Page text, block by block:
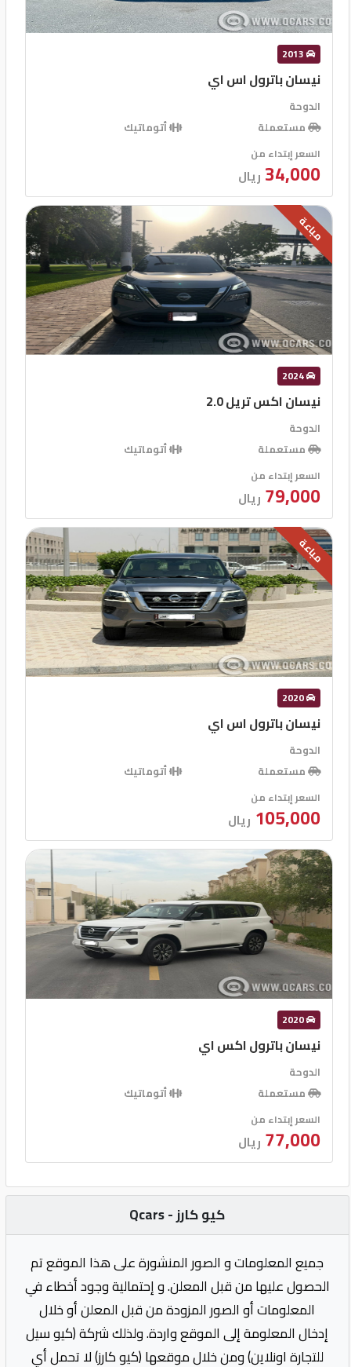
2013
نيسان باترول اس اي
الدوحة
مستعملة
أتوماتيك
السعر إبتداء من
34,000 ريال
مباعة
2024
نيسان اكس تريل 2.0
الدوحة
مستعملة
أتوماتيك
السعر إبتداء من
79,000 ريال
مباعة
2020
نيسان باترول اس اي
الدوحة
مستعملة
أتوماتيك
السعر إبتداء من
105,000 ريال
2020
نيسان باترول اكس اي
الدوحة
مستعملة
أتوماتيك
السعر إبتداء من
77,000 ريال
كيو كارز - Qcars
جميع المعلومات و الصور المنشورة على هذا الموقع تم
الحصول عليها من قبل المعلن. و إحتمالية وجود أخطاء في
المعلومات أو الصور المزودة من قبل المعلن أو خلال
إدخال المعلومة إلى الموقع واردة. ولذلك شركة (كيو سيل
للتجارة اونلاين) ومن خلال موقعها (كيو كارز) لا تحمل أي